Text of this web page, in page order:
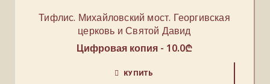
Тифлис. Михайловский мост. Георгивская
церковь и Святой Давид
Цифровая копия - 10.0₾
КУПИТЬ